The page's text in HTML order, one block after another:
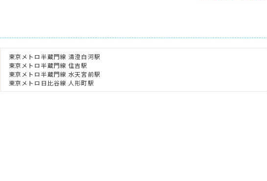
が素敵なスタッフさん達を集めているのかなと感じます。
東京メトロ半蔵門線 清澄白河駅
東京メトロ半蔵門線 住吉駅
東京メトロ半蔵門線 水天宮前駅
東京メトロ日比谷線 人形町駅